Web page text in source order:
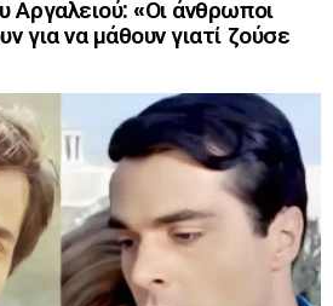
Αργαλειού: «Οι άνθρωποι
για να μάθουν γιατί ζούσε